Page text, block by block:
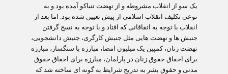
یک سو از انقلاب مشروطه و از نهضت تنباکو آمده بود و به
نوعی تکلیف انقلاب اسلامی از پیش تعیین شده بود. اما بعد از
انقلاب با توجه به اتفاقاتی که افتاد و با توجه به نسج گرفتن
جنبش ها و نهضت هایی مثل جنبش کارگری، جنبش دانشجویی،
نهضت زنان، کمپین یک میلیون امضا، مبارزه با سنگسار، مبارزه
برای احقاق حقوق زنان در پارلمان، مبارزه برای احقاق حقوق
مدنی و حقوق بشر به تدریج شرایط به گونه ای ساخته شد که